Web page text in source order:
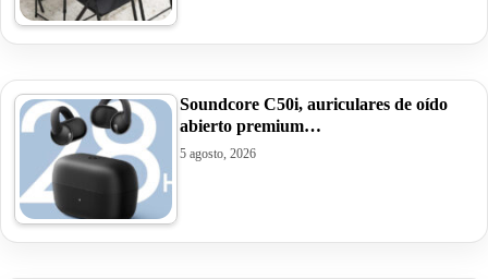
Soundcore C50i, auriculares de oído
abierto premium…
5 agosto, 2026